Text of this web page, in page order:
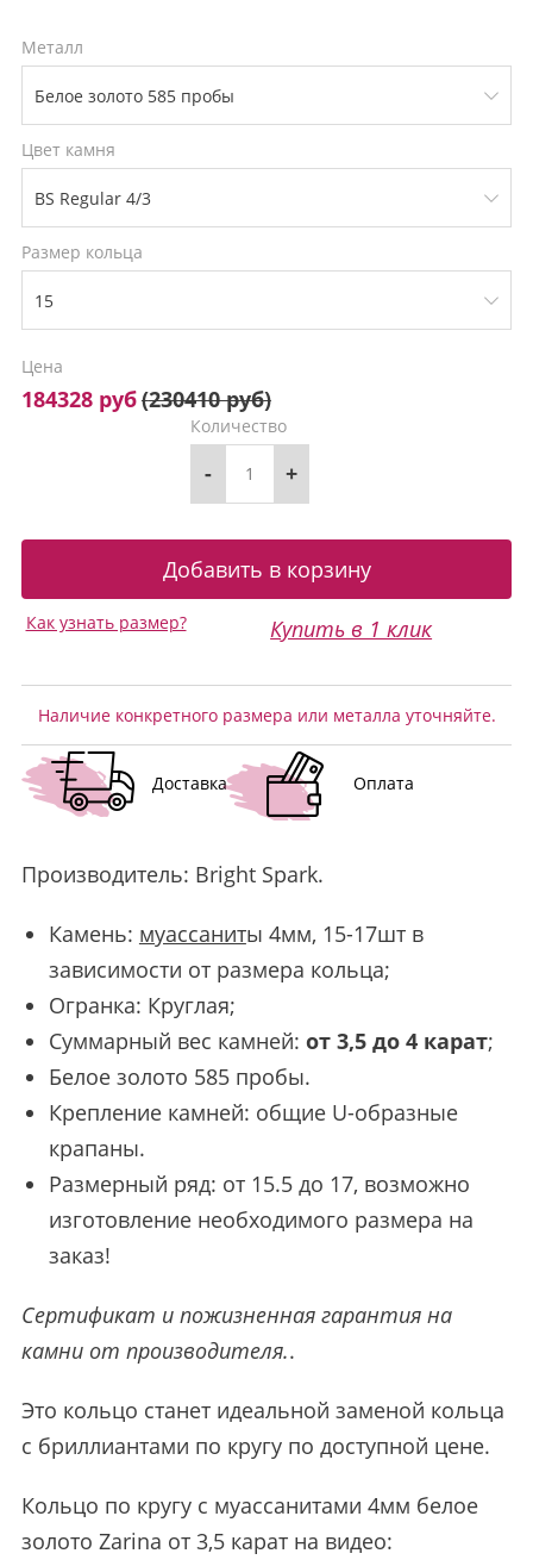
Металл
Цвет камня
Размер кольца
Цена
184328 руб(230410 руб)
Количество
- +
Купить в 1 клик
Как узнать размер?
Наличие конкретного размера или металла уточняйте.
Доставка Оплата
Производитель: Bright Spark.
Камень: муассаниты 4мм, 15-17шт в
зависимости от размера кольца;
Огранка: Круглая;
Суммарный вес камней: от 3,5 до 4 карат;
Белое золото 585 пробы.
Крепление камней: общие U-образные
крапаны.
Размерный ряд: от 15.5 до 17, возможно
изготовление необходимого размера на
заказ!
Сертификат и пожизненная гарантия на
камни от производителя..
Это кольцо станет идеальной заменой кольца
с бриллиантами по кругу по доступной цене.
Кольцо по кругу с муассанитами 4мм белое
золото Zarina от 3,5 карат на видео: